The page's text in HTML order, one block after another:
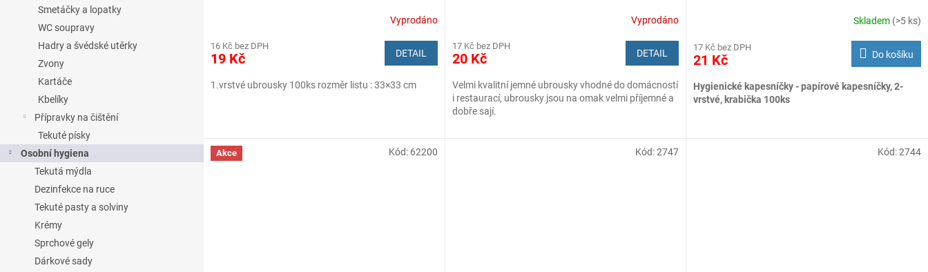
Smetáčky a lopatky
WC soupravy
Hadry a švédské utěrky
Zvony
Kartáče
Kbelíky
Přípravky na čištění
Tekuté písky
Osobní hygiena
Tekutá mýdla
Dezinfekce na ruce
Tekuté pasty a solviny
Krémy
Sprchové gely
Dárkové sady
Vyprodáno
16 Kč bez DPH
19 Kč DETAIL
1.vrstvé ubrousky 100ks rozměr listu : 33×33 cm
Vyprodáno
17 Kč bez DPH
20 Kč DETAIL
Velmi kvalitní jemné ubrousky vhodné do domácností
i restaurací, ubrousky jsou na omak velmi příjemné a
dobře sají.
Skladem (>5 ks)
17 Kč bez DPH
21 Kč Do košíku
Hygienické kapesníčky - papírové kapesníčky, 2-
vrstvé, krabička 100ks
Akce Kód: 62200 Kód:2747 Kód:2744